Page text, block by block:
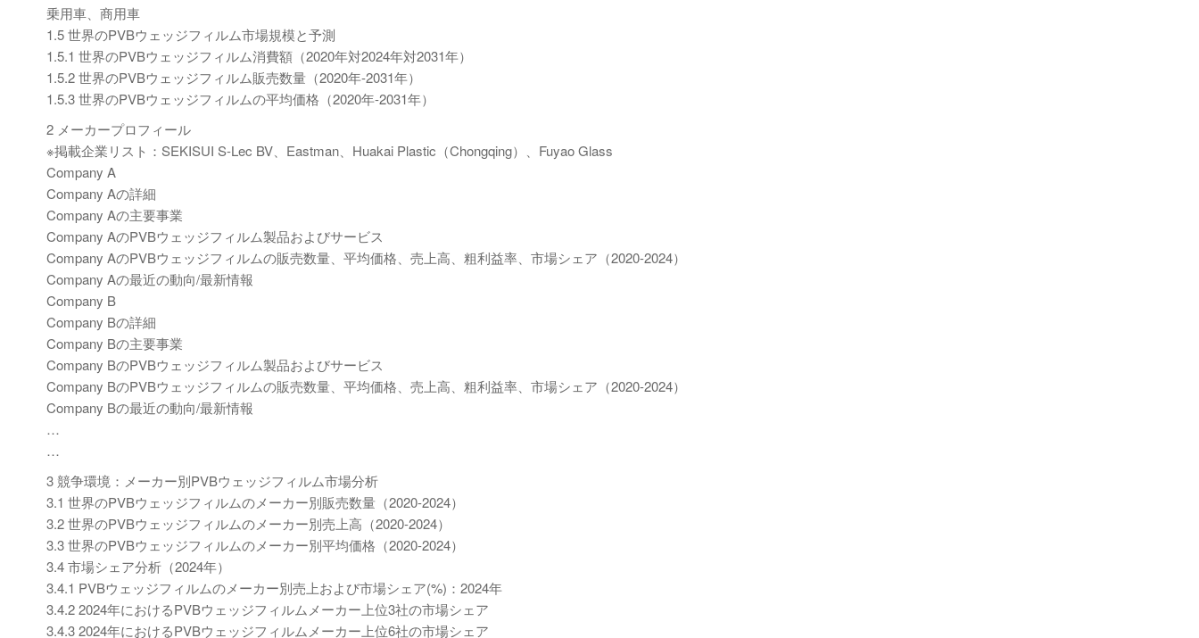
乗用車、商用車
1.5 世界のPVBウェッジフィルム市場規模と予測
1.5.1 世界のPVBウェッジフィルム消費額（2020年対2024年対2031年）
1.5.2 世界のPVBウェッジフィルム販売数量（2020年-2031年）
1.5.3 世界のPVBウェッジフィルムの平均価格（2020年-2031年）
2 メーカープロフィール
※掲載企業リスト：SEKISUI S-Lec BV、Eastman、Huakai Plastic（Chongqing）、Fuyao Glass
Company A
Company Aの詳細
Company Aの主要事業
Company AのPVBウェッジフィルム製品およびサービス
Company AのPVBウェッジフィルムの販売数量、平均価格、売上高、粗利益率、市場シェア（2020-2024）
Company Aの最近の動向/最新情報
Company B
Company Bの詳細
Company Bの主要事業
Company BのPVBウェッジフィルム製品およびサービス
Company BのPVBウェッジフィルムの販売数量、平均価格、売上高、粗利益率、市場シェア（2020-2024）
Company Bの最近の動向/最新情報
…
…
3 競争環境：メーカー別PVBウェッジフィルム市場分析
3.1 世界のPVBウェッジフィルムのメーカー別販売数量（2020-2024）
3.2 世界のPVBウェッジフィルムのメーカー別売上高（2020-2024）
3.3 世界のPVBウェッジフィルムのメーカー別平均価格（2020-2024）
3.4 市場シェア分析（2024年）
3.4.1 PVBウェッジフィルムのメーカー別売上および市場シェア(%)：2024年
3.4.2 2024年におけるPVBウェッジフィルムメーカー上位3社の市場シェア
3.4.3 2024年におけるPVBウェッジフィルムメーカー上位6社の市場シェア